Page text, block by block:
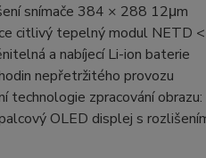
snímače 384 × 288 12μm
citlivý tepelný modul NETD
a nabíjecí Li-ion baterie
nepřetržitého provozu
technologie zpracování
OLED displej s